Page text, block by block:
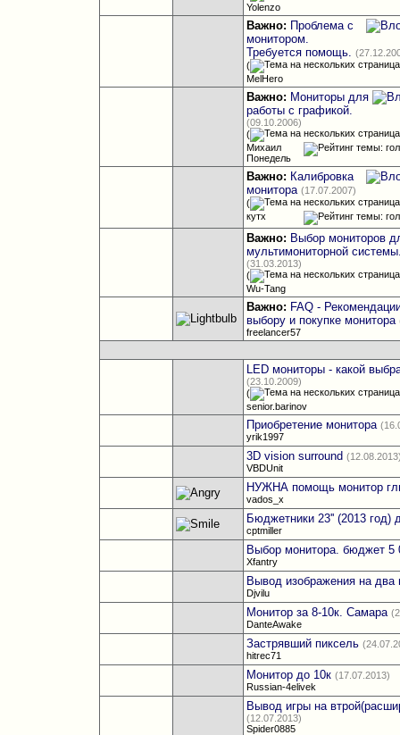
Yolenzo
Важно: Проблема с
монитором.
Требуется помощь.
(
MelHero
Важно: Мониторы для
работы с графикой.
(09.10.2006)
(
Михаил
Понедель
Важно: Калибровка
монитора (17.07.2007)
(
кутх
Важно: Выбор мониторов
мультимониторной
(31.03.2013)
(
Wu-Tang
Важно: FAQ -
выбору и покупке монитора
freelancer57
LED мониторы - какой
(23.10.2009)
(
senior.barinov
Приобретение монитора
yrik1997
3D vision surround
VBDUnit
НУЖНА помощь монитор
vados_x
Бюджетники 23'' (2013 год)
cptmiller
Выбор монитора. бюджет 5
Xfantry
Вывод изображения на два
Djvilu
Монитор за 8-10к. Самара
DanteAwake
Застрявший пиксель
hitrec71
Монитор до 10к (17.07.2013)
Russian-4elivek
Вывод игры на
(12.07.2013)
Spider0885